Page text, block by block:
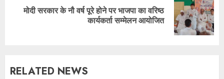
मोदी सरकार के नौ वर्ष पूरे होने पर भाजपा का वरिष्ठ
कार्यकर्ता सम्मेलन आयोजित
RELATED NEWS